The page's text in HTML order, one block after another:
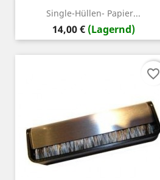
Single-Hüllen- Papier...
Preis
14,00 € (Lagernd)
favorite_border